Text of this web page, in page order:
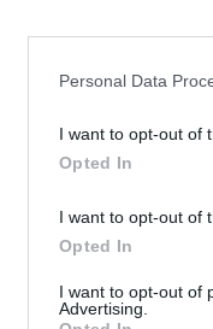
Personal Data
I want to opt-out of
Opted In
I want to opt-out of
Opted In
I want to opt-out of
Advertising.